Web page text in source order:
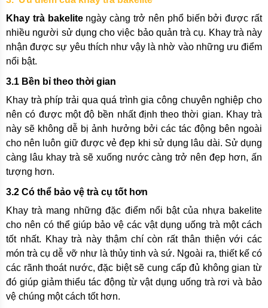
Khay trà bakelitengày càng trở nên phổ biến bởi được rất
nhiều người sử dụng cho việc bảo quản trà cụ. Khay trà này
nhận được sự yêu thích như vậy là nhờ vào những ưu điểm
nổi bật.
3.1 Bền bỉ theo thời gian
Khay trà phíp trải qua quá trình gia công chuyên nghiệp cho
nên có được một độ bền nhất định theo thời gian. Khay trà
này sẽ không dễ bị ảnh hưởng bởi các tác động bên ngoài
cho nên luôn giữ được vẻ đẹp khi sử dụng lâu dài. Sử dụng
càng lâu khay trà sẽ xuống nước càng trở nên đẹp hơn, ấn
tượng hơn.
3.2 Có thể bảo vệ trà cụ tốt hơn
Khay trà mang những đặc điểm nổi bật của nhựa bakelite
cho nên có thể giúp bảo vệ các vật dụng uống trà một cách
tốt nhất. Khay trà này thậm chí còn rất thân thiện với các
món trà cụ dễ vỡ như là thủy tinh và sứ. Ngoài ra, thiết kế có
các rãnh thoát nước, đặc biệt sẽ cung cấp đủ không gian từ
đó giúp giảm thiểu tác động từ vật dụng uống trà rơi và bảo
vệ chúng một cách tốt hơn.